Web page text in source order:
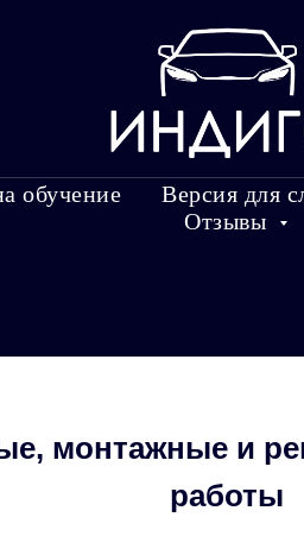
обучение Версия для
Отзывы
монтажные и
работы